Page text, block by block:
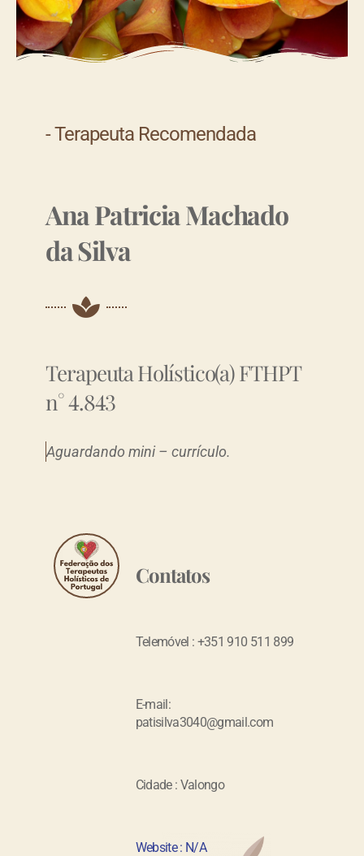
- Terapeuta Recomendada
Ana Patricia Machado
da Silva
Terapeuta Holístico(a) FTHPT
n° 4.843
Aguardando mini – currículo.
Contatos
Telemóvel : +351 910 511 899
E-mail:
patisilva3040@gmail.com
Cidade : Valongo
Website : N/A